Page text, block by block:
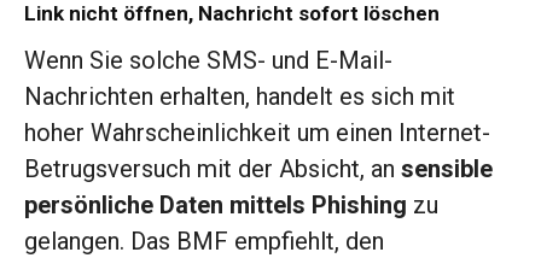
Link nicht öffnen, Nachricht sofort löschen
Wenn Sie solche SMS- und E-Mail-
Nachrichten erhalten, handelt es sich mit
hoher Wahrscheinlichkeit um einen Internet-
Betrugsversuch mit der Absicht, an sensible
persönliche Daten mittels Phishing zu
gelangen. Das BMF empfiehlt, den